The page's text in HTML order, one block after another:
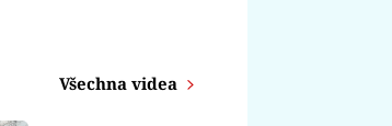
Všechna videa